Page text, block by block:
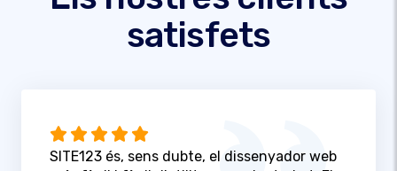
satisfets
SITE123 és, sens dubte, el dissenyador web